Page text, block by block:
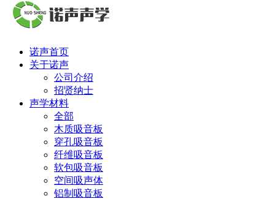
诺声首页
关于诺声
公司介绍
招贤纳士
声学材料
全部
木质吸音板
穿孔吸音板
纤维吸音板
软包吸音板
空间吸声体
铝制吸音板